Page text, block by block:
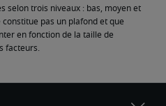
selon trois niveaux : bas, moyen et
pas un plafond et que
en fonction de la taille de
facteurs.